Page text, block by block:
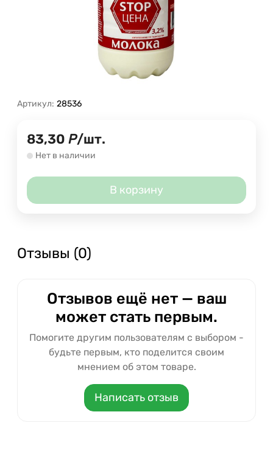
Артикул: 28536
83,30 Р/шт.
Нет в наличии
В корзину
Отзывы (0)
Отзывов ещё нет — ваш
может стать первым.
Помогите другим пользователям с выбором -
будьте первым, кто поделится своим
мнением об этом товаре.
Написать отзыв